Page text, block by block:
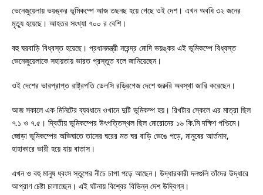
ভেনেজুয়েলায় ভয়ঙ্কর ভূমিকম্পে আজ তছনছ হয়ে গেছে ওই দেশ। এখন অবধি ৩২ জনের
মৃত্যু হয়েছে। আহতর সংখ্যা ৭০০ র বেশি।
বহু ঘরবাড়ি বিধ্বস্ত হয়েছে। প্রধানমন্ত্রী নরেন্দ্র মোদি ভয়ঙ্কর এই ভূমিকম্পে বিধ্বস্ত
ভেনেজুয়েলাকে সহায়তায় ভারত প্রস্তুত বলে জানিয়েছেন।
ওই দেশের ভারপ্রাপ্ত রাষ্ট্রপতি ডেলসি রড্রিগেজ দেশে জরুরি অবস্থা জারি করেছেন।
আজ সকালে এক মিনিটের ব্যবধানে ওখানে দুটি ভূমিকম্প হয়। রিখটার স্কেলে এর মাত্রা ছিল
৭.১ ও ৭.৫। দ্বিতীয় ভূমিকম্পের উৎপত্তিস্থল ছিল মোরোনের ১৬ কি.মি দক্ষিণ পশ্চিমে।
জোড়া ভূমিকম্পের অভিঘাতে তাসের ঘরের মত ঘর বাড়ি ভেঙে পড়ে, মানুষের আর্তনাদ,
হাহাকারে ভারী হয়ে যায় বাতাস।
এখন ও বহু মানুষ ধ্বংস স্তুপের নীচে চাপা পড়ে আছেন। উদ্ধারকারী দলগুলি তাঁদের উদ্ধারে
আপ্রাণ চেষ্টা চালাচ্ছেন। এই ঘটনায় বিশ্বের বিভিন্ন দেশ উদ্বিগ্ন।